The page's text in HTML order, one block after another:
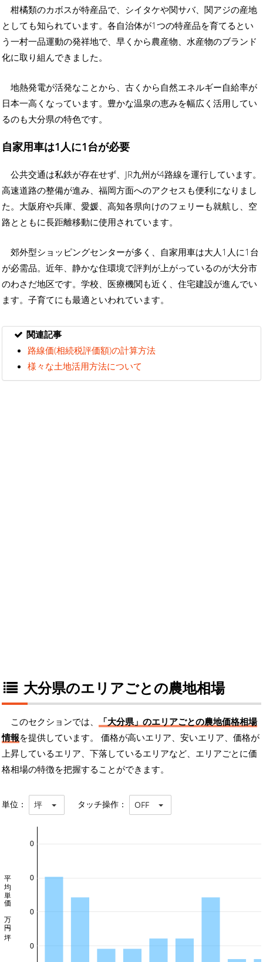
柑橘類のカボスが特産品で、シイタケや関サバ、関アジの産地
としても知られています。各自治体が1つの特産品を育てるとい
う一村一品運動の発祥地で、早くから農産物、水産物のブランド
化に取り組んできました。
地熱発電が活発なことから、古くから自然エネルギー自給率が
日本一高くなっています。豊かな温泉の恵みを幅広く活用してい
るのも大分県の特色です。
自家用車は1人に1台が必要
公共交通は私鉄が存在せず、JR九州が4路線を運行しています。
高速道路の整備が進み、福岡方面へのアクセスも便利になりまし
た。大阪府や兵庫、愛媛、高知各県向けのフェリーも就航し、空
路とともに長距離移動に使用されています。
郊外型ショッピングセンターが多く、自家用車は大人1人に1台
が必需品。近年、静かな住環境で評判が上がっているのが大分市
のわさだ地区です。学校、医療機関も近く、住宅建設が進んでい
ます。子育てにも最適といわれています。
関連記事
路線価(相続税評価額)の計算方法
様々な土地活用方法について
大分県のエリアごとの農地相場
このセクションでは、
「大分県」のエリアごとの農地価格相場
情報を提供しています。 価格が高いエリア、安いエリア、価格が
上昇しているエリア、下落しているエリアなど、エリアごとに価
格相場の特徴を把握することができます。
単位： 坪 タッチ操作： OFF
0
0
0
0
平均単価 万円/坪